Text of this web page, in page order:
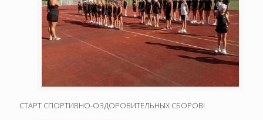
СТАРТ СПОРТИВНО-ОЗДОРОВИТЕЛЬНЫХ СБОРОВ!